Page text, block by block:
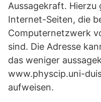
Aussagekraft.
Internet-Seiten, die
Computernetzwerk
sind. Die Adresse
das weniger
www.physcip.uni-
aufweisen.